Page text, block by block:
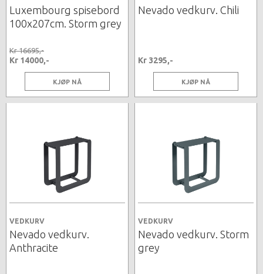
Luxembourg spisebord
100x207cm. Storm grey
Kr 16695,-
Kr 14000,-
KJØP NÅ
Nevado vedkurv. Chili
Kr 3295,-
KJØP NÅ
VEDKURV
Nevado vedkurv.
Anthracite
VEDKURV
Nevado vedkurv. Storm
grey